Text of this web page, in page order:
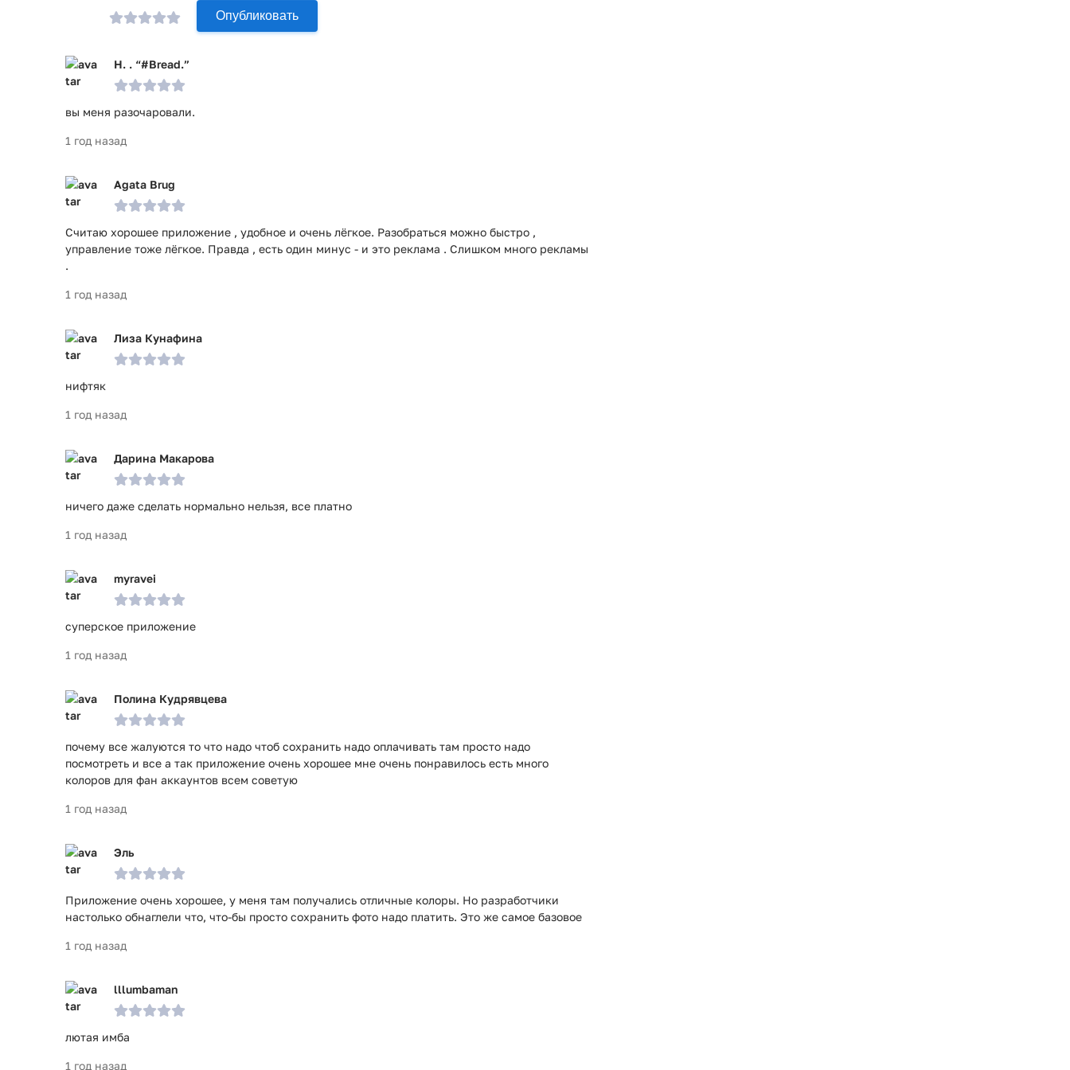
Опубликовать
H. . “#Bread.”
вы меня разочаровали.
1 год назад
Agata Brug
Считаю хорошее приложение , удобное и очень лёгкое. Разобраться можно быстро ,
управление тоже лёгкое. Правда , есть один минус - и это реклама . Слишком много рекламы
.
1 год назад
Лиза Кунафина
нифтяк
1 год назад
Дарина Макарова
ничего даже сделать нормально нельзя, все платно
1 год назад
myravei
суперское приложение
1 год назад
Полина Кудрявцева
почему все жалуются то что надо чтоб сохранить надо оплачивать там просто надо
посмотреть и все а так приложение очень хорошее мне очень понравилось есть много
колоров для фан аккаунтов всем советую
1 год назад
Эль
Приложение очень хорошее, у меня там получались отличные колоры. Но разработчики
настолько обнаглели что, что-бы просто сохранить фото надо платить. Это же самое базовое
1 год назад
lllumbaman
лютая имба
1 год назад